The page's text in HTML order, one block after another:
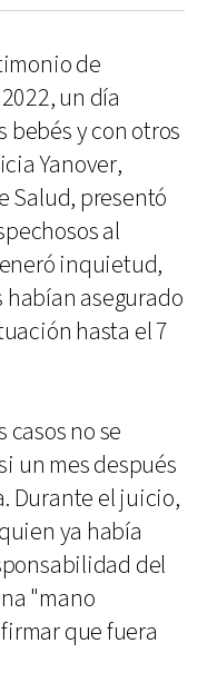
de
un día
bebés y con otros
Yanover,
Salud, presentó
al
inquietud,
asegurado
hasta el 7
no se
un mes después
Durante el juicio,
ya había
del
"mano
que fuera